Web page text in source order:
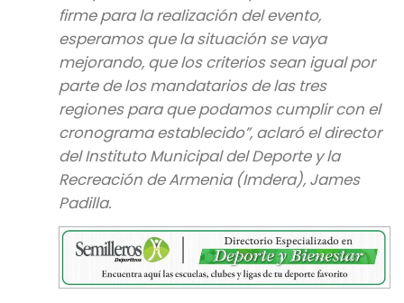
firme para la realización del evento,
esperamos que la situación se vaya
mejorando, que los criterios sean igual por
parte de los mandatarios de las tres
regiones para que podamos cumplir con el
cronograma establecido”, aclaró el director
delInstituto Municipal del Deporte y la
Recreación de Armenia (Imdera), James
Padilla.